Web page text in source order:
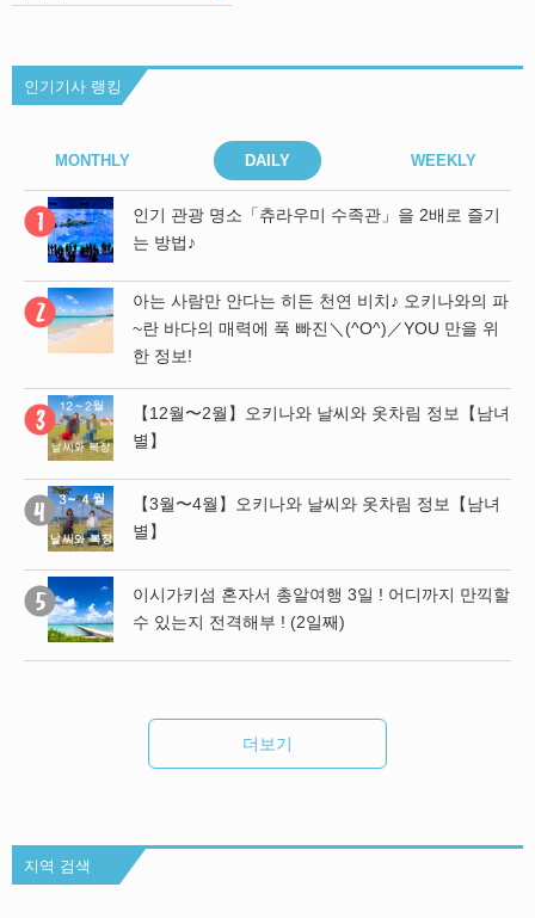
인기기사 랭킹
MONTHLY DAILY WEEKLY
인기 관광 명소「츄라우미 수족관」을 2배로 즐기
는 방법♪
아는 사람만 안다는 히든 천연 비치♪ 오키나와의 파
~란 바다의 매력에 푹 빠진＼(^O^)／YOU 만을 위
한 정보!
【12월〜2월】오키나와 날씨와 옷차림 정보【남녀
별】
【3월〜4월】오키나와 날씨와 옷차림 정보【남녀
별】
이시가키섬 혼자서 총알여행 3일 ! 어디까지 만끽할
수 있는지 전격해부 ! (2일째)
더보기
지역 검색